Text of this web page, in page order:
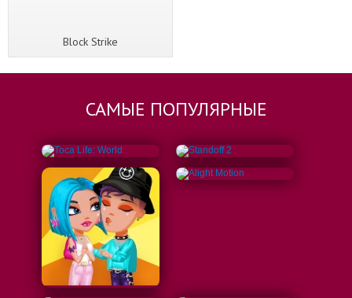
Block Strike
САМЫЕ ПОПУЛЯРНЫЕ